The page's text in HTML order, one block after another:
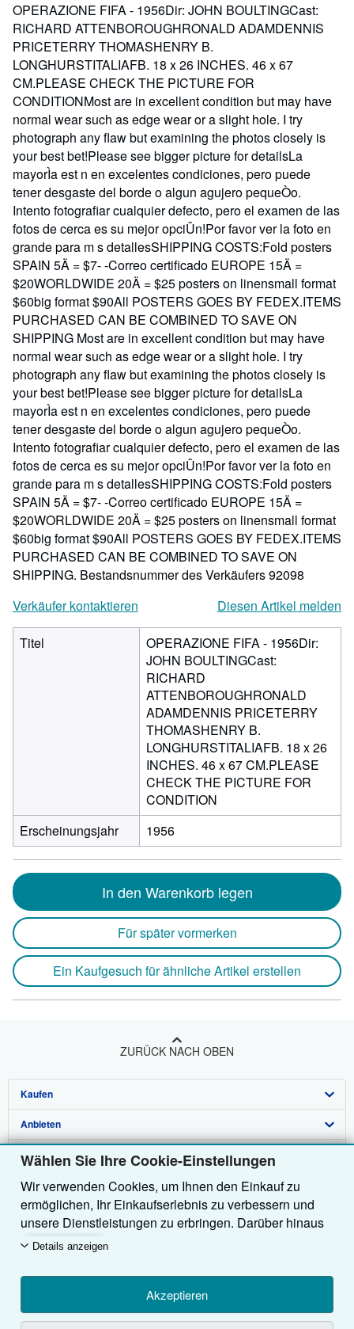
Wählen Sie Ihre Cookie-Einstellungen
Wir verwenden Cookies, um Ihnen den Einkauf zu
ermöglichen, Ihr Einkaufserlebnis zu verbessern und
unsere Dienstleistungen zu erbringen. Darüber hinaus
verwenden wir Cookies, um nachzuvollziehen, wie
Erfassung von Website-Besuchen), sodass wir
Optimierungen vornehmen können. Sofern Sie
zustimmen, setzen wir auch Cookies von Drittanbietern
Details anzeigen
Akzeptieren
OPERAZIONE FIFA - 1956Dir: JOHN BOULTINGCast:
RICHARD ATTENBOROUGHRONALD ADAMDENNIS
PRICETERRY THOMASHENRY B.
LONGHURSTITALIAFB. 18 x 26 INCHES. 46 x 67
CM.PLEASE CHECK THE PICTURE FOR
CONDITIONMost are in excellent condition but may have
normal wear such as edge wear or a slight hole. I try
photograph any flaw but examining the photos closely is
your best bet!Please see bigger picture for detailsLa
mayorÌa est n en excelentes condiciones, pero puede
tener desgaste del borde o algun agujero pequeÒo.
Intento fotografiar cualquier defecto, pero el examen de las
fotos de cerca es su mejor opciÛn!Por favor ver la foto en
grande para m s detallesSHIPPING COSTS:Fold posters
SPAIN 5Ä = $7- -Correo certificado EUROPE 15Ä =
$20WORLDWIDE 20Ä = $25 posters on linensmall format
$60big format $90All POSTERS GOES BY FEDEX.ITEMS
PURCHASED CAN BE COMBINED TO SAVE ON
SHIPPING Most are in excellent condition but may have
normal wear such as edge wear or a slight hole. I try
photograph any flaw but examining the photos closely is
your best bet!Please see bigger picture for detailsLa
mayorÌa est n en excelentes condiciones, pero puede
tener desgaste del borde o algun agujero pequeÒo.
Intento fotografiar cualquier defecto, pero el examen de las
fotos de cerca es su mejor opciÛn!Por favor ver la foto en
grande para m s detallesSHIPPING COSTS:Fold posters
SPAIN 5Ä = $7- -Correo certificado EUROPE 15Ä =
$20WORLDWIDE 20Ä = $25 posters on linensmall format
$60big format $90All POSTERS GOES BY FEDEX.ITEMS
PURCHASED CAN BE COMBINED TO SAVE ON
SHIPPING. Bestandsnummer des Verkäufers 92098
Verkäufer kontaktieren
Diesen Artikel melden
Titel
OPERAZIONE FIFA - 1956Dir:
JOHN BOULTINGCast:
RICHARD
ATTENBOROUGHRONALD
ADAMDENNIS PRICETERRY
THOMASHENRY B.
LONGHURSTITALIAFB. 18 x 26
INCHES. 46 x 67 CM.PLEASE
CHECK THE PICTURE FOR
CONDITION
Erscheinungsjahr
1956
In den Warenkorb legen
Für später vormerken
Ein Kaufgesuch für ähnliche Artikel erstellen
ZURÜCK NACH OBEN
Kaufen
Detailsuche
Sammlungen
Nutzerkonto
Meine Bestellungen
Warenkorb
Anbieten
Verkäufer werden
Partnerprogramm
Empfehlen Sie einen Verkäufer
Über uns
Über uns / Impressum
Presse
Karriere
Datenschutzerklärung
Hilfe
Hilfebereich
Kundenservice
Weitere AbeBooks Unternehmen
AbeBooks.com
AbeBooks.co.uk
AbeBooks folgen